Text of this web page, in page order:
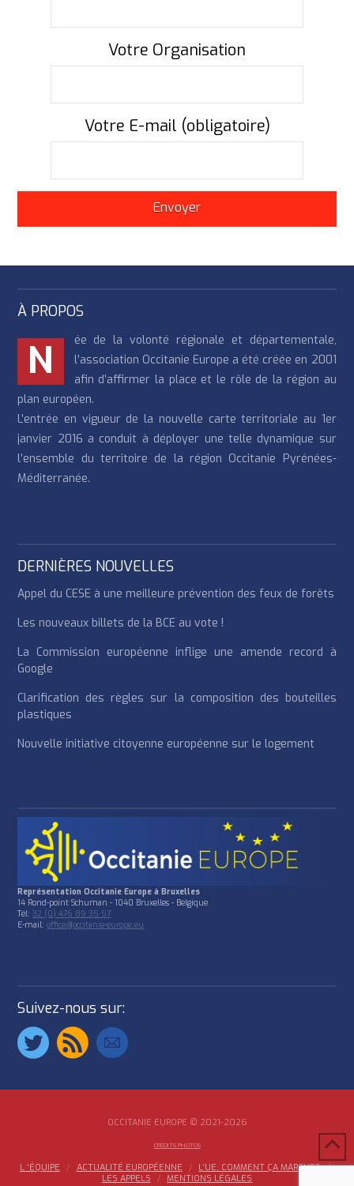
Votre Organisation
Votre E-mail (obligatoire)
À PROPOS
N
ée de la volonté régionale et départementale,
l’association Occitanie Europe a été créée en 2001
afin d’affirmer la place et le rôle de la région au
plan européen.
L’entrée en vigueur de la nouvelle carte territoriale au 1er
janvier 2016 a conduit à déployer une telle dynamique sur
l’ensemble du territoire de la région Occitanie Pyrénées-
Méditerranée.
DERNIÈRES NOUVELLES
Appel du CESE à une meilleure prévention des feux de forêts
Les nouveaux billets de la BCE au vote !
La Commission européenne inflige une amende record à
Google
Clarification des règles sur la composition des bouteilles
plastiques
Nouvelle initiative citoyenne européenne sur le logement
Représentation Occitanie Europe à Bruxelles
14 Rond-point Schuman - 1040 Bruxelles - Belgique
Tél:32 (0) 476 89 35 57
E-mail:office@occitanie-europe.eu
Suivez-nous sur:
OCCITANIE EUROPE © 2021-2026
CRÉDITS PHOTOS
L ‘ÉQUIPE ACTUALITÉ EUROPÉENNE
L’UE, COMMENT ÇA MARCHE?
LES APPELS
MENTIONS LÉGALES